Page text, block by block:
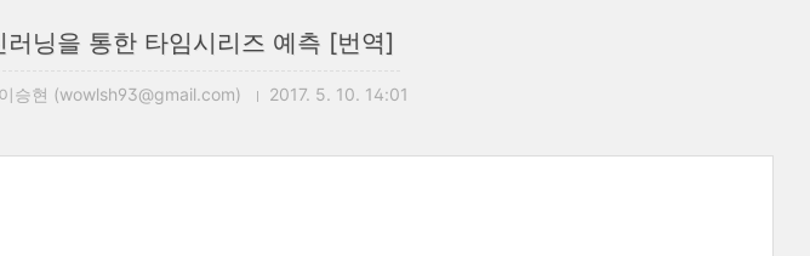
러닝을 통한 타임시리즈 예측 [번역]
승현 (wowlsh93@gmail.com) 2017. 5. 10. 14:01